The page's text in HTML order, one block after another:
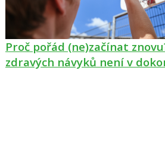
Proč pořád (ne)začínat
zdravých návyků není v